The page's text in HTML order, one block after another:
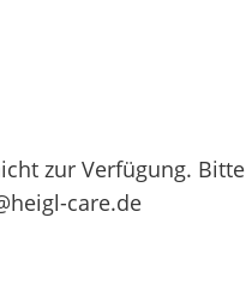
zur Verfügung. Bitte
care.de